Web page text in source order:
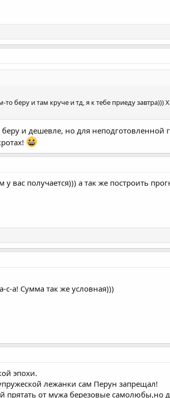
беру и там круче и тд, я к тебе приеду завтра)))
и дешевле, но для
вас получается))) а так же построить
с-а! Сумма так же условная)))
эпохи.
лежанки сам Перун запрещал!
от мужа березовые самолюбы,но